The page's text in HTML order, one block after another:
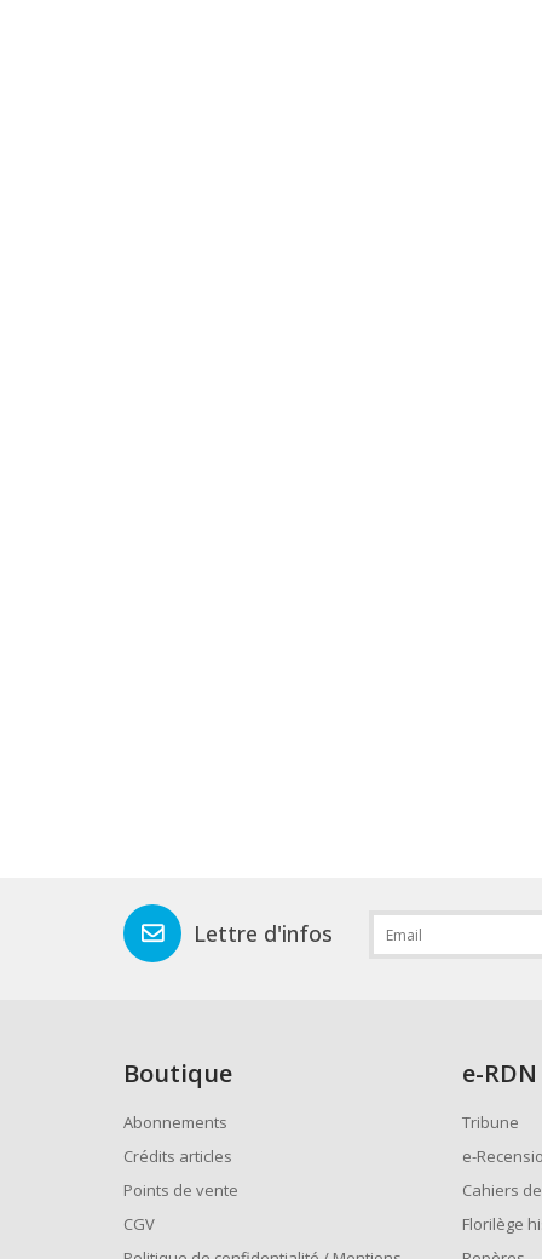
Lettre d'infos
Boutique
Abonnements
Crédits articles
Points de vente
CGV
e-RDN
Tribune
e-
Cahiers
Florilège